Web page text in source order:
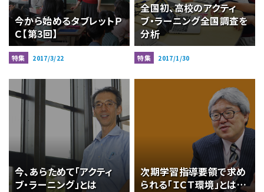
今から始めるタブレットＰ
Ｃ【第3回】
特集 2017/3/22
全国初、高校のアクティ
ブ・ラーニング全国調査を
分析
特集 2017/1/30
今、あらためて「アクティ
ブ・ラーニング」とは
次期学習指導要領で求め
られる「ＩＣＴ環境」とは…